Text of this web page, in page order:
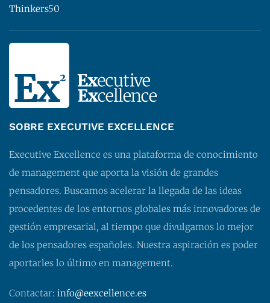
Thinkers50
SOBRE EXECUTIVE EXCELLENCE
Executive Excellence es una plataforma de conocimiento
de management que aporta la visión de grandes
pensadores. Buscamos acelerar la llegada de las ideas
procedentes de los entornos globales más innovadores de
gestión empresarial, al tiempo que divulgamos lo mejor
de los pensadores españoles. Nuestra aspiración es poder
aportarles lo último en management.
Contactar: info@eexcellence.es